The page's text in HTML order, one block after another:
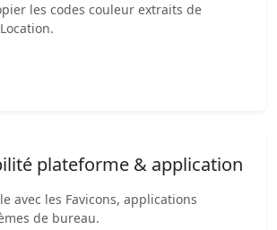
les codes couleur extraits de
plateforme & application
avec les Favicons, applications
de bureau.